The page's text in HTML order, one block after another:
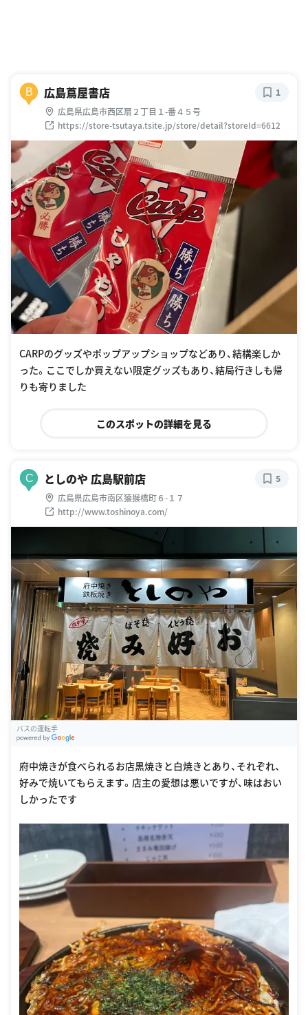
B 広島蔦屋書店
広島県広島市西区扇２丁目１-番４５号
https://store-tsutaya.tsite.jp/store/detail?storeId=6612
1
CARPのグッズやポップアップショップなどあり、結構楽しか
った。ここでしか買えない限定グッズもあり、結局行きしも帰
りも寄りました
このスポットの詳細を見る
C としのや 広島駅前店
広島県広島市南区猿猴橋町６-１７
http://www.toshinoya.com/
5
バスの運転手
府中焼きが食べられるお店黒焼きと白焼きとあり、それぞれ、
好みで焼いてもらえます。店主の愛想は悪いですが、味はおい
しかったです